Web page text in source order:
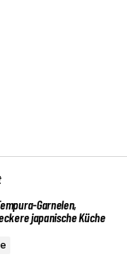
Garnelen,
japanische Küche